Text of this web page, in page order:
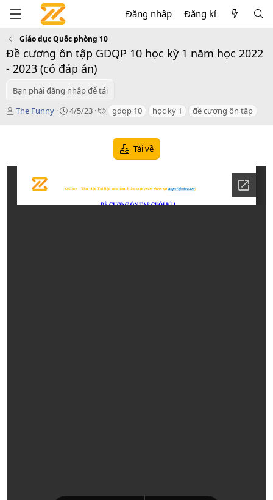
Đăng nhập Đăng kí
Giáo dục Quốc phòng 10
Đề cương ôn tập GDQP 10 học kỳ 1 năm học 2022
- 2023 (có đáp án)
Bạn phải đăng nhập để tải
T
ả
The Funny
C
n
4/5/23
T gdqp 10 học kỳ 1 đề cương ôn tập
Tải về